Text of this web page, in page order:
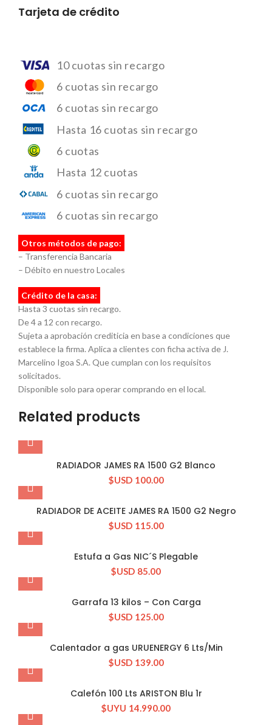
Tarjeta de crédito
10 cuotas sin recargo
6 cuotas sin recargo
6 cuotas sin recargo
Hasta 16 cuotas sin recargo
6 cuotas
Hasta 12 cuotas
6 cuotas sin recargo
6 cuotas sin recargo
Otros métodos de pago:
– Transferencia Bancaria
– Débito en nuestro Locales
Crédito de la casa:
Hasta 3 cuotas sin recargo.
De 4 a 12 con recargo.
Sujeta a aprobación crediticia en base a condiciones que
establece la firma. Aplica a clientes con ficha activa de J.
Marcelino Igoa S.A. Que cumplan con los requisitos
solicitados.
Disponible solo para operar comprando en el local.
Related products
RADIADOR JAMES RA 1500 G2 Blanco
$USD 100.00
RADIADOR DE ACEITE JAMES RA 1500 G2 Negro
$USD 115.00
Estufa a Gas NIC´S Plegable
$USD 85.00
Garrafa 13 kilos – Con Carga
$USD 125.00
Calentador a gas URUENERGY 6 Lts/Min
$USD 139.00
Calefón 100 Lts ARISTON Blu 1r
$UYU 14.990.00